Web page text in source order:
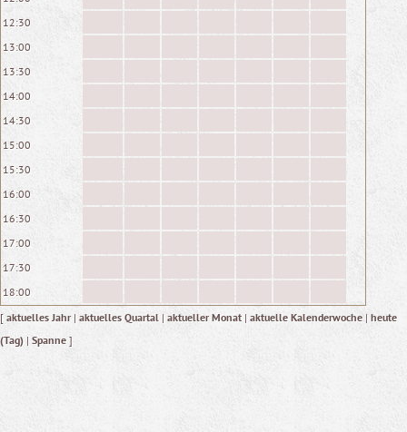
12:30
13:00
13:30
14:00
14:30
15:00
15:30
16:00
16:30
17:00
17:30
18:00
[ aktuelles Jahr| aktuelles Quartal | aktueller Monat | aktuelle Kalenderwoche| heute
(Tag) | Spanne ]